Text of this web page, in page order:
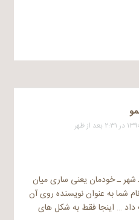
ـ خودمان یعنی ساری میان
شما به عنوان نویسنده روی آن
… اینجا فقط به شکل های